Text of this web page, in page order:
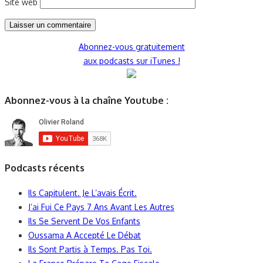
Site web
Abonnez-vous gratuitement
aux podcasts sur iTunes !
Abonnez-vous à la chaîne Youtube :
Podcasts récents
Ils Capitulent. Je L’avais Écrit.
J’ai Fui Ce Pays 7 Ans Avant Les Autres
Ils Se Servent De Vos Enfants
Oussama A Accepté Le Débat
Ils Sont Partis à Temps. Pas Toi.